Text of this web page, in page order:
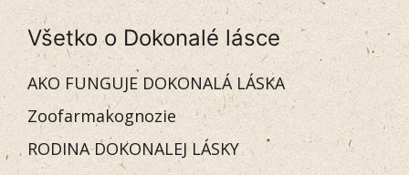
Všetko o Dokonalé lásce
AKO FUNGUJE DOKONALÁ LÁSKA
Zoofarmakognozie
RODINA DOKONALEJ LÁSKY